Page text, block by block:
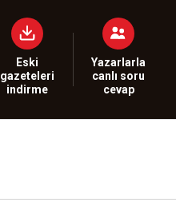
Eski
gazeteleri
indirme
Yazarlarla
canlı soru
cevap
Bizim Sayfa
Namaz Vakitleri
Sesli Yayınlar